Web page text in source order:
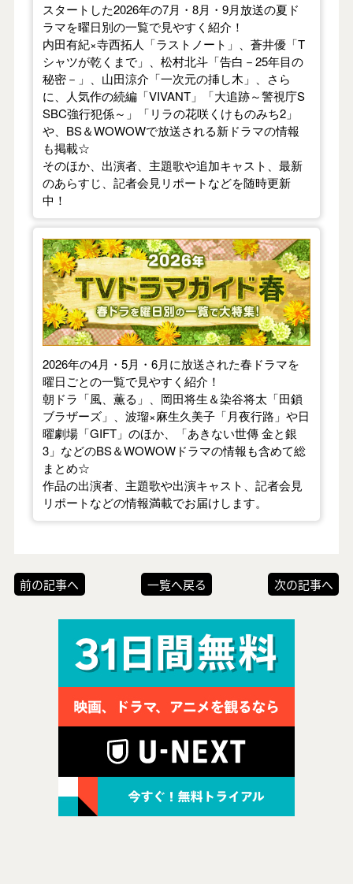
スタートした2026年の7月・8月・9月放送の夏ド
ラマを曜日別の一覧で見やすく紹介！
内田有紀×寺西拓人「ラストノート」、蒼井優「T
シャツが乾くまで」、松村北斗「告白－25年目の
秘密－」、山田涼介「一次元の挿し木」、さら
に、人気作の続編「VIVANT」「大追跡～警視庁S
SBC強行犯係～」「リラの花咲くけものみち2」
や、BS＆WOWOWで放送される新ドラマの情報
も掲載☆
そのほか、出演者、主題歌や追加キャスト、最新
のあらすじ、記者会見リポートなどを随時更新
中！
【2026年春】TVドラマガイド
2026年の4月・5月・6月に放送された春ドラマを
曜日ごとの一覧で見やすく紹介！
朝ドラ「風、薫る」、岡田将生＆染谷将太「田鎖
ブラザーズ」、波瑠×麻生久美子「月夜行路」や日
曜劇場「GIFT」のほか、「あきない世傳 金と銀
3」などのBS＆WOWOWドラマの情報も含めて総
まとめ☆
作品の出演者、主題歌や出演キャスト、記者会見
リポートなどの情報満載でお届けします。
前の記事へ 一覧へ戻る 次の記事へ